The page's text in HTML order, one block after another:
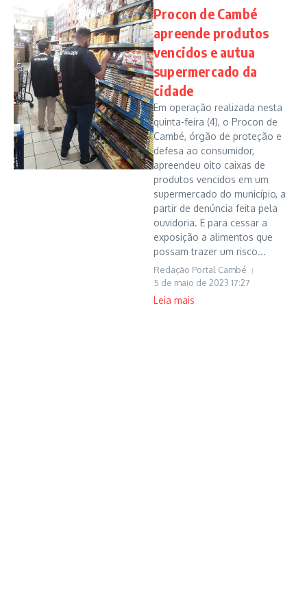
Procon de Cambé
apreende produtos
vencidos e autua
supermercado da
cidade
Em operação realizada nesta
quinta-feira (4), o Procon de
Cambé, órgão de proteção e
defesa ao consumidor,
apreendeu oito caixas de
produtos vencidos em um
supermercado do município, a
partir de denúncia feita pela
ouvidoria. E para cessar a
exposição a alimentos que
possam trazer um risco...
Redação Portal Cambé
5 de maio de 2023 17:27
Leia mais